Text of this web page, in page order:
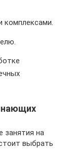
комплексами.
занятия на
выбрать